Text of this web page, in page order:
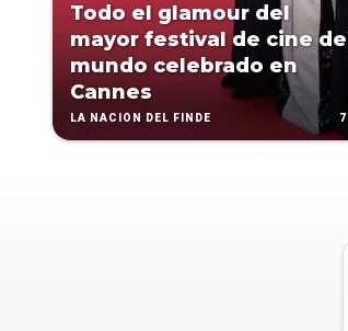
Todo el glamour del
mayor festival de cine
mundo celebrado en
Cannes
LA NACIÓN DEL FINDE